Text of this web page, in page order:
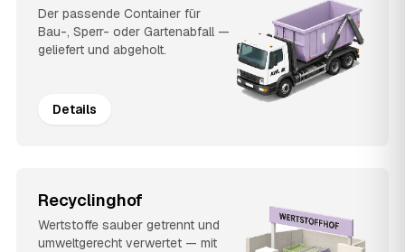
Der passende Container für
Bau-, Sperr- oder Gartenabfall —
geliefert und abgeholt.
Details
Recyclinghof
Wertstoffe sauber getrennt und
umweltgerecht verwertet — mit